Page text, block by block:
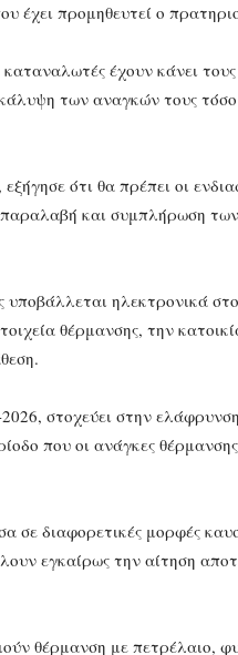
έχει προμηθευτεί ο
έχουν κάνει
των αναγκών τους τόσο
ότι θα πρέπει οι
παραλαβή και συμπλήρωση
υποβάλλεται ηλεκτρονικά
θέρμανσης, την
στοχεύει στην
που οι ανάγκες
σε διαφορετικές μορφές
εγκαίρως την αίτηση
θέρμανση με πετρέλαιο,